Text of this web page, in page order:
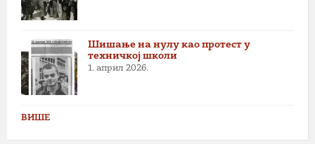
Шишање на нулу као протест у
техничкој школи
1. април 2026.
ВИШЕ